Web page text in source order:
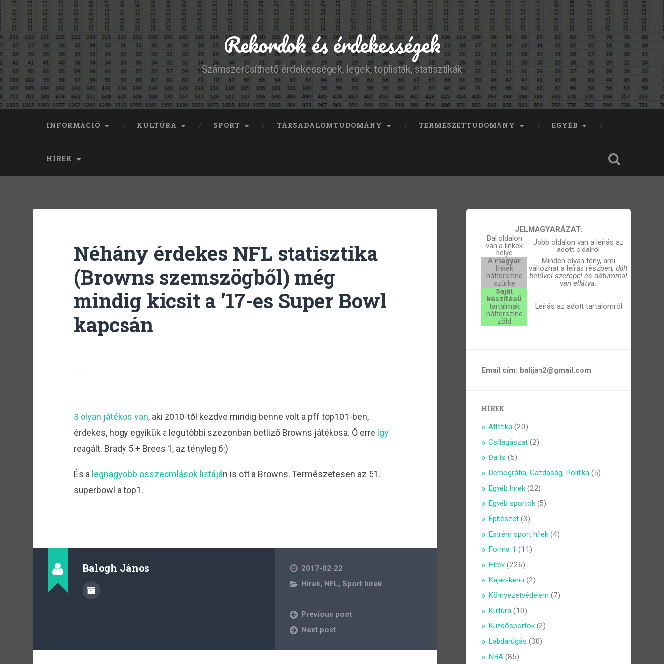
Rekordok és érdekességek
Számszerűsíthető érdekességek, legek, toplisták, statisztikák
INFORMÁCIÓ KULTÚRA SPORT TÁRSADALOMTUDOMÁNY TERMÉSZETTUDOMÁNY EGYÉB
HÍREK
Néhány érdekes NFL statisztika
(Browns szemszögből) még
mindig kicsit a ’17-es Super Bowl
kapcsán
3 olyan játékos van, aki 2010-től kezdve mindig benne volt a pff top101-ben,
érdekes, hogy egyikük a legutóbbi szezonban betliző Browns játékosa. Ő erre így
reagált. Brady 5 + Brees 1, az tényleg 6:)
És a legnagyobb összeomlások listáján is ott a Browns. Természetesen az 51.
superbowl a top1.
Balogh János
2017-02-22
Hírek, NFL,Sport hírek
Previous post
Next post
JELMAGYARÁZAT:
Bal oldalon
van a linkek
helye
Jobb oldalon van a leírás az
adott oldalról
A magyar
linkek
háttérszíne
szürke
Minden olyan tény, ami
változhat a leírás részben, dőlt
betűvel szerepel és dátummal
van ellátva.
Saját
készítésű
tartalmak
háttérszíne
zöld
Leírás az adott tartalomról
Email cím: balijan2@gmail.com
HÍREK
Atlétika (20)
Csillagászat (2)
Darts (5)
Demográfia, Gazdaság, Politika (5)
Egyéb hírek(22)
Egyéb sportok(5)
Építészet (3)
Extrém sport hírek(4)
Forma 1 (11)
Hírek(226)
Kajak-kenu (2)
Környezetvédelem (7)
Kultúra (10)
Küzdősportok(2)
Labdarúgás (30)
NBA (85)